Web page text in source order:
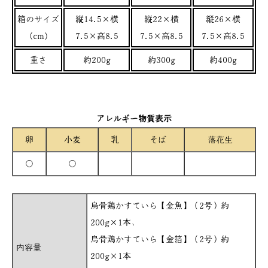
箱のサイズ
(cm)
縦14.5×横
7.5×高8.5
縦22×横
7.5×高8.5
縦26×横
7.5×高8.5
重さ 約200g 約300g 約400g
アレルギー物質表示
卵 小麦 乳 そば 落花生
○ ○
内容量
烏骨鶏かすていら【金魚】（2号）約
200g×1本、
烏骨鶏かすていら【金箔】（2号）約
200g×1本